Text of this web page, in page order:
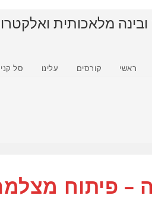
מלאכותית
ראשי קורסים עלינו סל
– פיתוח